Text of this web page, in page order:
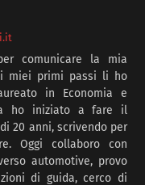
comunicare la mia
miei primi passi li ho
in Economia e
ho iniziato a fare il
20 anni, scrivendo per
Oggi collaboro con
automotive, provo
di guida, cerco di